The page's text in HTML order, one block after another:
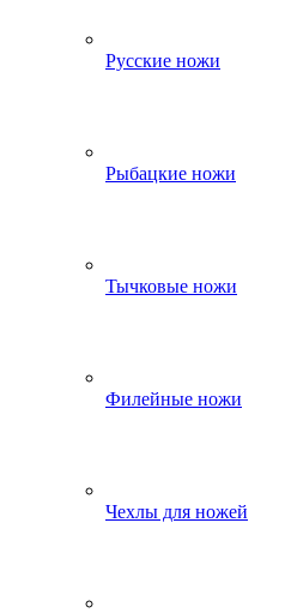
Русские ножи
Рыбацкие ножи
Тычковые ножи
Филейные ножи
Чехлы для ножей